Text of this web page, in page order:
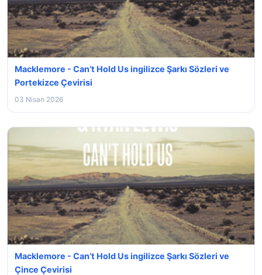
Macklemore - Can’t Hold Us ingilizce Şarkı Sözleri ve
Portekizce Çevirisi
03 Nisan 2026
Macklemore - Can’t Hold Us ingilizce Şarkı Sözleri ve
Çince Çevirisi